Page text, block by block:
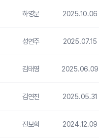
하영분 2025.10.06
성연주 2025.07.15
김태영 2025.06.09
김연진 2025.05.31
진보희 2024.12.09